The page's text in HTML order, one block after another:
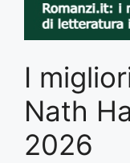
I
Nath
2026